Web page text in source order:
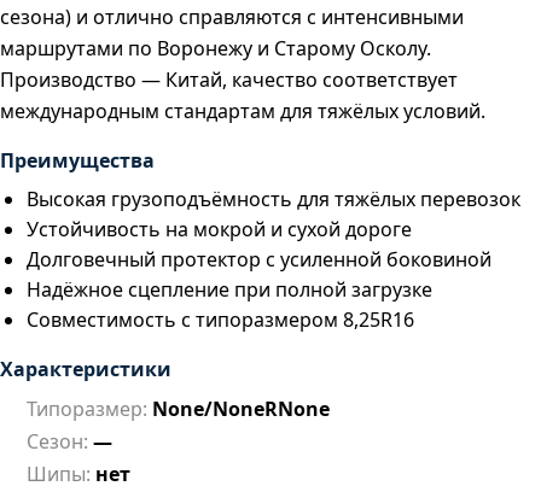
сезона) и отлично справляются с интенсивными
маршрутами по Воронежу и Старому Осколу.
Производство — Китай, качество соответствует
международным стандартам для тяжёлых условий.
Преимущества
Высокая грузоподъёмность для тяжёлых перевозок
Устойчивость на мокрой и сухой дороге
Долговечный протектор с усиленной боковиной
Надёжное сцепление при полной загрузке
Совместимость с типоразмером 8,25R16
Характеристики
Типоразмер: None/NoneRNone
Сезон: —
Шипы: нет